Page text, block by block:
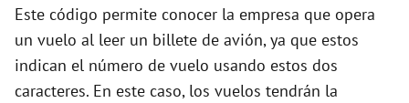
d
e
Este código permite conocer la empresa que opera
un vuelo al leer un billete de avión, ya que estos
indican el número de vuelo usando estos dos
caracteres. En este caso, los vuelos tendrán la